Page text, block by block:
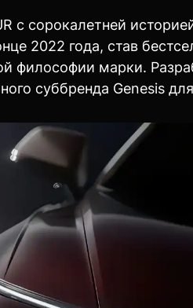
с сорокалетней
2022 года, став
философии марки.
суббренда Genesis